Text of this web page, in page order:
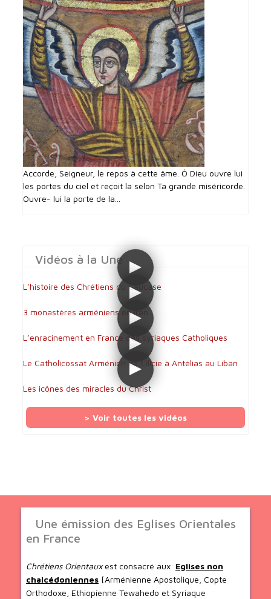
Accorde, Seigneur, le repos à cette âme. Ô Dieu ouvre lui
les portes du ciel et reçoit la selon Ta grande miséricorde.
Ouvre- lui la porte de la...
Vidéos à la Une
L’histoire des Chrétiens du Caucase
3 monastères arméniens en Iran
L’enracinement en France des syriaques Catholiques
Le Catholicossat Arménien de Cilicie à Antélias au Liban
Les icônes des miracles du Christ
> Voir toutes les vidéos
Une émission des Eglises Orientales
en France
Chrétiens Orientauxest consacré aux Eglises non
chalcédoniennes [Arménienne Apostolique, Copte
Orthodoxe, Ethiopienne Tewahedo et Syriaque